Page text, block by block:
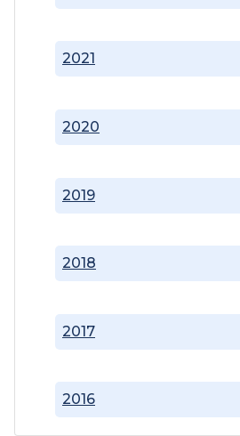
2016
2017
2018
2019
2020
2021